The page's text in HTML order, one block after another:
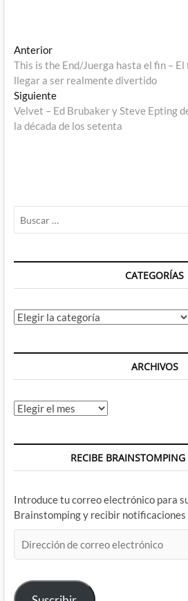
Navegación
de
entradas
AnteriorEntrada
anterior:
This is the End/Juerga hasta el fin – El
llegar a ser realmente divertido
SiguienteEntrada
siguiente:
Velvet – Ed Brubaker y Steve Epting
la década de los setenta
CATEGORÍAS
Categorías
ARCHIVOS
Archivos
RECIBE
Introduce tu correo electrónico para
Brainstomping y recibir notificaciones
de
electrónico